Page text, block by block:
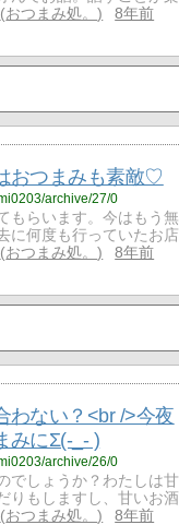
おつまみ処。
8年前
おつまみも素敵♡
archive/27/0
もらいます。今はもう無
に何度も行っていたお店
おつまみ処。
8年前
わない？<br />今夜
みにΣ(-_- )
archive/26/0
でしょうか？わたしは甘
りもしますし、甘いお酒
おつまみ処。
8年前